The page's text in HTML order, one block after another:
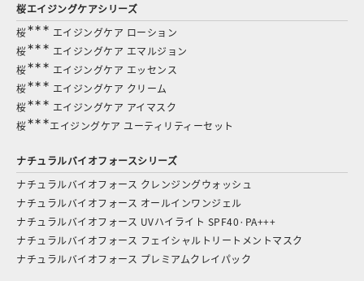
桜エイジングケアシリーズ
桜∗∗∗ エイジングケア ローション
桜∗∗∗ エイジングケア エマルジョン
桜∗∗∗ エイジングケア エッセンス
桜∗∗∗ エイジングケア クリーム
桜∗∗∗ エイジングケア アイマスク
桜∗∗∗エイジングケア ユーティリティーセット
ナチュラルバイオフォースシリーズ
ナチュラルバイオフォース クレンジングウォッシュ
ナチュラルバイオフォース オールインワンジェル
ナチュラルバイオフォース UVハイライト SPF40·PA+++
ナチュラルバイオフォース フェイシャルトリートメントマスク
ナチュラルバイオフォース プレミアムクレイパック